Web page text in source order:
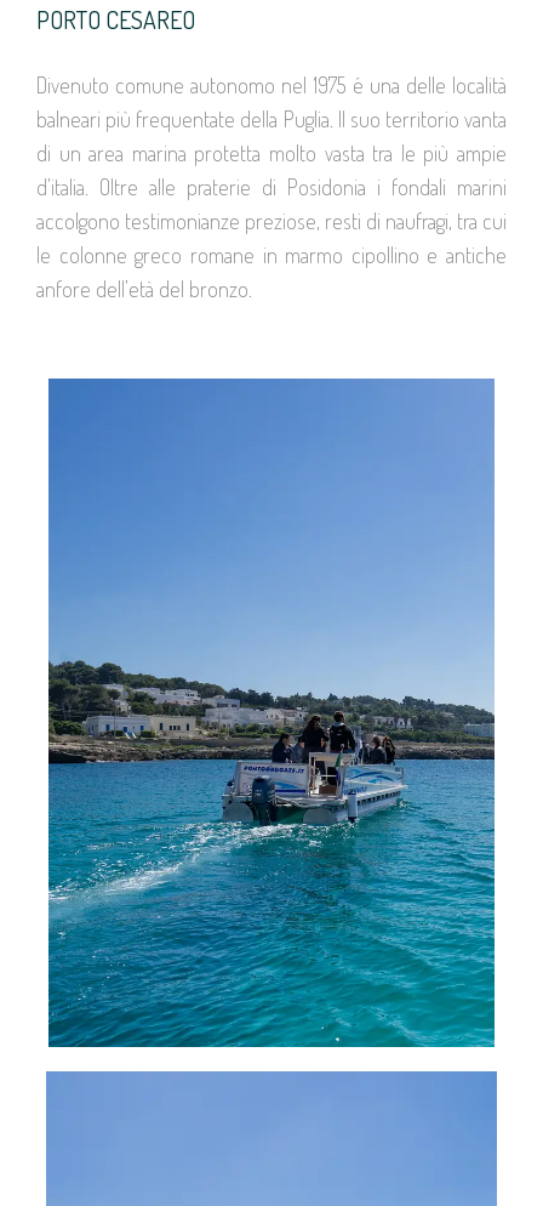
PORTO CESAREO
Divenuto comune autonomo nel 1975 é una delle località
balneari più frequentate della Puglia. Il suo territorio vanta
di un area marina protetta molto vasta tra le più ampie
d’italia. Oltre alle praterie di Posidonia i fondali marini
accolgono testimonianze preziose, resti di naufragi, tra cui
le colonne greco romane in marmo cipollino e antiche
anfore dell’età del bronzo.